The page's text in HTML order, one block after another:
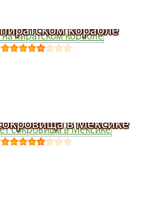
корабле
в Мексике